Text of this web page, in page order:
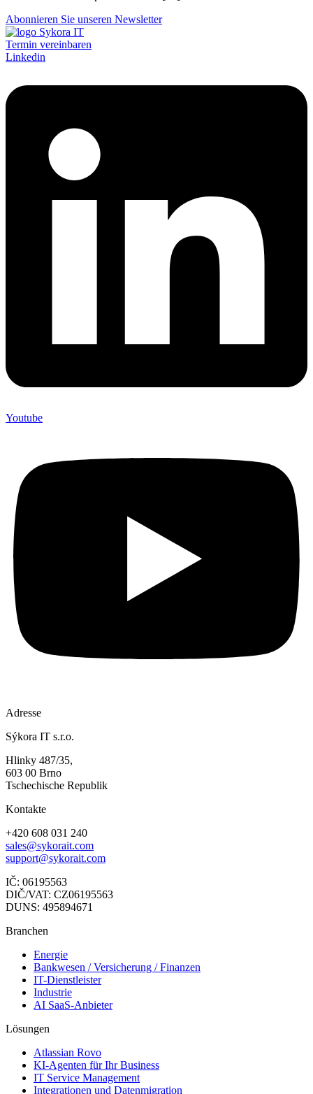
Abonnieren Sie unseren Newsletter
Termin vereinbaren
Linkedin
Youtube
Adresse
Sýkora IT s.r.o.
Hlinky 487/35,
603 00 Brno
Tschechische Republik
Kontakte
+420 608 031 240
sales@sykorait.com
support@sykorait.com
IČ: 06195563
DIČ/VAT: CZ06195563
DUNS: 495894671
Branchen
Energie
Bankwesen / Versicherung / Finanzen
IT-Dienstleister
Industrie
AI SaaS-Anbieter
Lösungen
Atlassian Rovo
KI-Agenten für Ihr Business
IT Service Management
Integrationen und Datenmigration